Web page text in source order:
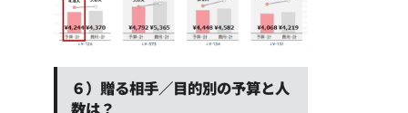
６）贈る相手／目的別の予算と人
数は？